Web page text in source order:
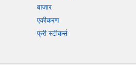
बाजार
एकीकरण
फ्री स्टीकर्स